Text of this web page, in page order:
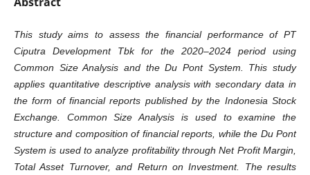
This study aims to assess the financial performance of PT
Ciputra Development Tbk for the 2020–2024 period using
Common Size Analysis and the Du Pont System. This study
applies quantitative descriptive analysis with secondary data in
the form of financial reports published by the Indonesia Stock
Exchange. Common Size Analysis is used to examine the
structure and composition of financial reports, while the Du Pont
System is used to analyze profitability through Net Profit Margin,
Total Asset Turnover, and Return on Investment. The results